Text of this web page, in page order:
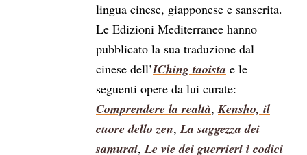
lingua cinese, giapponese e sanscrita.
Le Edizioni Mediterranee hanno
pubblicato la sua traduzione dal
cinese dell’IChing taoista e le
seguenti opere da lui curate:
Comprendere la realtà, Kensho, il
cuore dello zen, La saggezza dei
samurai, Le vie dei guerrieri i codici